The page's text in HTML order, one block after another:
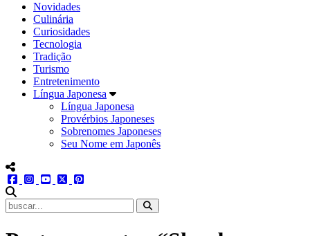
Novidades
Culinária
Curiosidades
Tecnologia
Tradição
Turismo
Entretenimento
Língua Japonesa
Língua Japonesa
Provérbios Japoneses
Sobrenomes Japoneses
Seu Nome em Japonês
menu redes social
facebookinstagram
youtube
twitter